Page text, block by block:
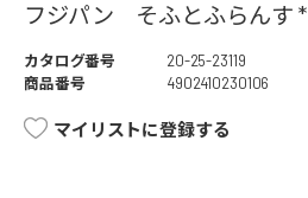
フジパン そふとふらんす *
カタログ番号
20-25-23119
商品番号
4902410230106
マイリストに登録する